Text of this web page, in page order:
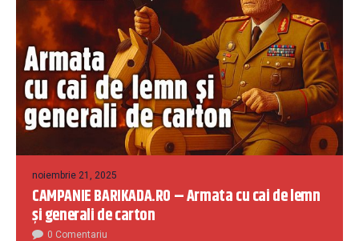
noiembrie 21, 2025
CAMPANIE BARIKADA.RO – Armata cu cai de lemn
și generali de carton
0 Comentariu